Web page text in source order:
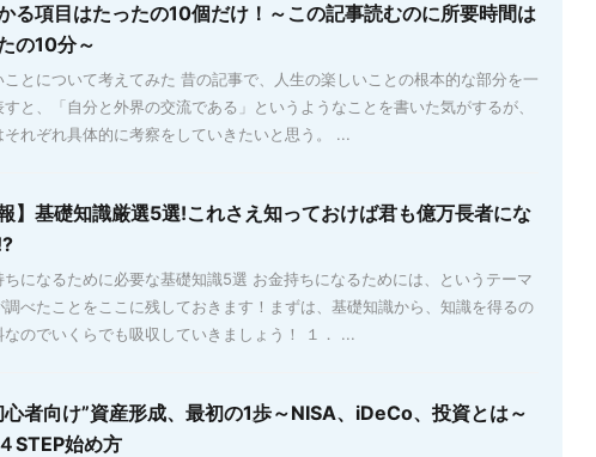
る項目はたったの10個だけ！～この記事読むのに所要時間は
の10分～
ことについて考えてみた 昔の記事で、人生の楽しいことの根本的な部分を一
すと、「自分と外界の交流である」というようなことを書いた気がするが、
それぞれ具体的に考察をしていきたいと思う。 ...
報】基礎知識厳選5選!これさえ知っておけば君も億万長者にな
ちになるために必要な基礎知識5選 お金持ちになるためには、というテーマ
調べたことをここに残しておきます！まずは、基礎知識から、知識を得るの
なのでいくらでも吸収していきましょう！ １． ...
心者向け”資産形成、最初の1歩～NISA、iDeCo、投資とは～
STEP始め方